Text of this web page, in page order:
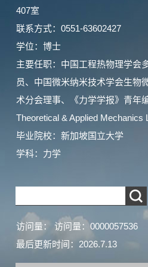
407室
联系方式：0551-63602427
学位：博士
主要任职：中国工程热物理学会
员、中国微米纳米技术学会生物
术分会理事、《力学学报》青年编
Theoretical & Applied Mechanics
毕业院校：新加坡国立大学
学科：力学
访问量： 访问量：0000057536
最后更新时间： 2026.7.13